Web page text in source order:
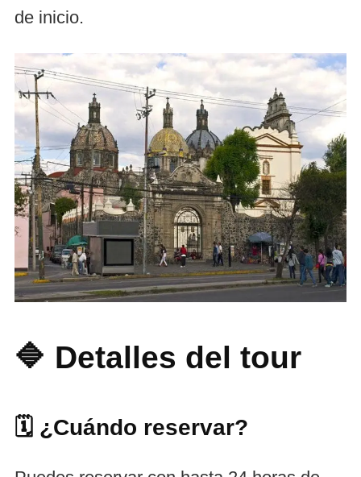
de inicio.
🔷 Detalles del tour
🗓️ ¿Cuándo reservar?